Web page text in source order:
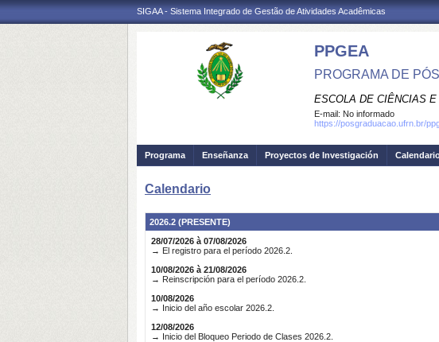
SIGAA - Sistema Integrado de Gestão de Atividades Acadêmicas
PPGEA
PROGRAMA DE
ESCOLA DE CIÊNCIAS E
E-mail: No informado
https://posgraduacao.ufrn.br/
Programa Enseñanza Proyectos de Investigación
Calendario
2026.2 (PRESENTE)
28/07/2026 à 07/08/2026
→ El registro para el período 2026.2.
10/08/2026 à 21/08/2026
→ Reinscripción para el período 2026.2.
10/08/2026
→ Inicio del año escolar 2026.2.
12/08/2026
→ Inicio del Bloqueo Periodo de Clases 2026.2.